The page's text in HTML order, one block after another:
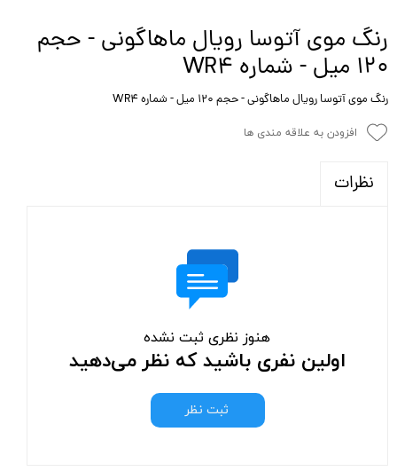
رنگ موی آتوسا رویال ماهاگونی - حجم
۱۲۰ میل - شماره WR4
رنگ موی آتوسا رویال ماهاگونی - حجم ۱۲۰ میل - شماره WR4
افزودن به علاقه مندی ها
نظرات
هنوز نظری ثبت نشده
اولین نفری باشید که نظر می‌دهید
ثبت نظر